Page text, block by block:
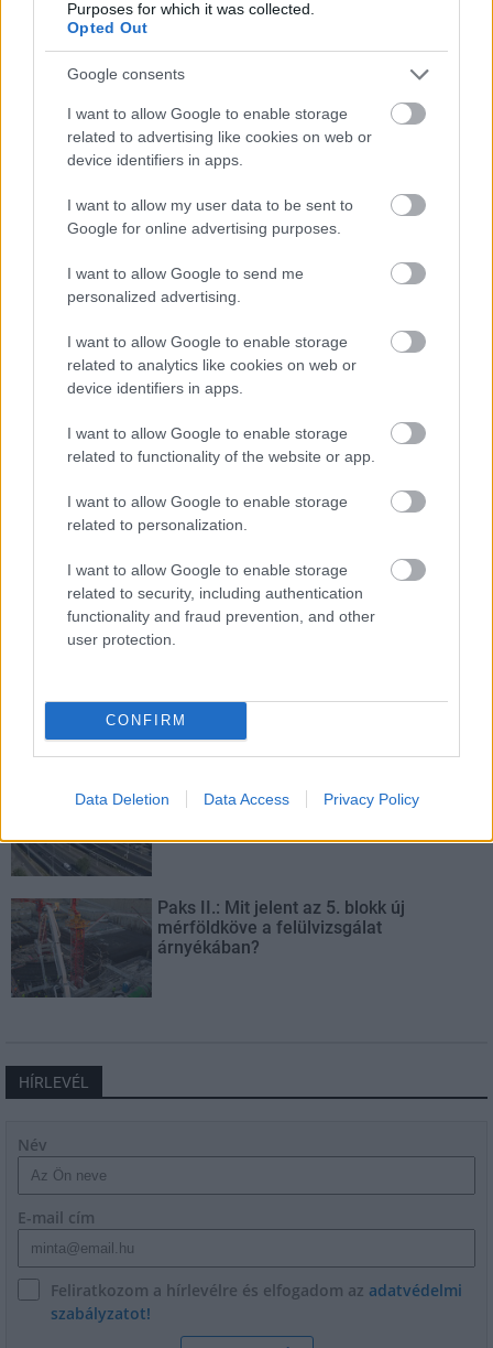
Purposes for which it was collected.
Opted Out
Google consents
I want to allow Google to enable storage
related to advertising like cookies on web or
device identifiers in apps.
I want to allow my user data to be sent to
Google for online advertising purposes.
I want to allow Google to send me
personalized advertising.
I want to allow Google to enable storage
related to analytics like cookies on web or
device identifiers in apps.
I want to allow Google to enable storage
related to functionality of the website or app.
I want to allow Google to enable storage
related to personalization.
I want to allow Google to enable storage
related to security, including authentication
functionality and fraud prevention, and other
user protection.
CONFIRM
Data Deletion Data Access Privacy Policy
autópálya útépítés M1-es autópálya Bicske
M1 bővítés: már zajlik a teljesen új Bicske Kelet
Tizenegy meglévő csomópontot korszerűsít és négy új,
különszintű csomópontot hoz létre az MKIF az M1-es
csomópont épül Angyalföldön
iskoláját
Látványos építési szakasz indult be a
Flórián téri felüljárón
Paks II.: Mit jelent az 5. blokk új
mérföldköve a felülvizsgálat
árnyékában?
HÍRLEVÉL
Név
E-mail cím
Feliratkozom a hírlevélre és elfogadom az adatvédelmi
szabályzatot!